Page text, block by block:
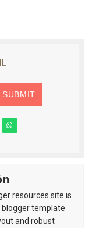
resources site is
template
and robust